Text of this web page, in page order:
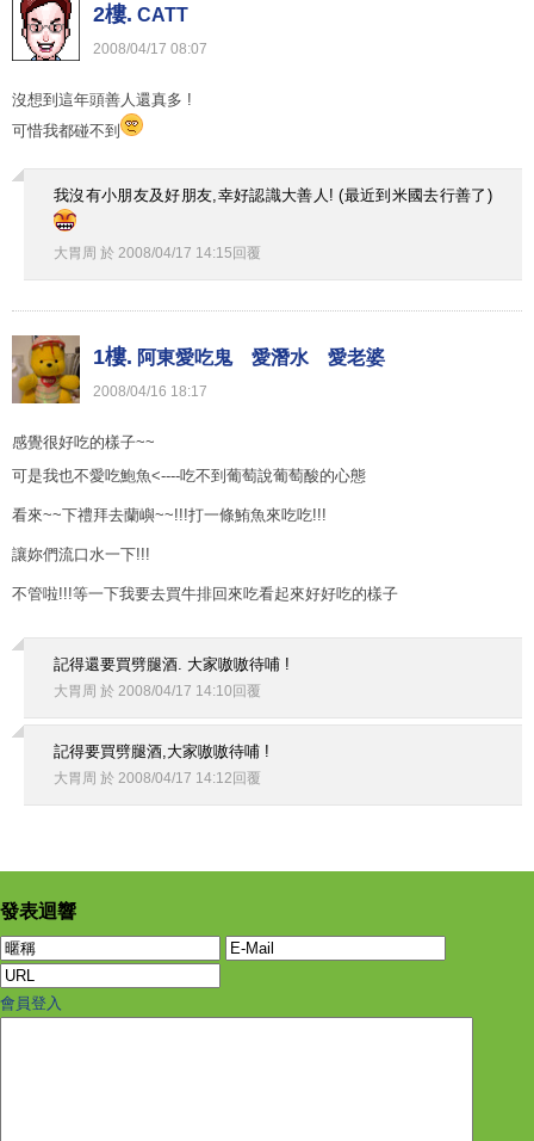
2樓. CATT
2008/04/17 08:07
沒想到這年頭善人還真多 !
可惜我都碰不到
我沒有小朋友及好朋友,幸好認識大善人! (最近到米國去行善了)
大胃周 於 2008/04/17 14:15回覆
1樓. 阿東愛吃鬼 愛潛水 愛老婆
2008/04/16 18:17
感覺很好吃的樣子~~
可是我也不愛吃鮑魚<----吃不到葡萄說葡萄酸的心態
看來~~下禮拜去蘭嶼~~!!!打一條鮪魚來吃吃!!!
讓妳們流口水一下!!!
不管啦!!!等一下我要去買牛排回來吃看起來好好吃的樣子
記得還要買劈腿酒. 大家嗷嗷待哺 !
大胃周 於 2008/04/17 14:10回覆
記得要買劈腿酒,大家嗷嗷待哺 !
大胃周 於 2008/04/17 14:12回覆
發表迴響
會員登入